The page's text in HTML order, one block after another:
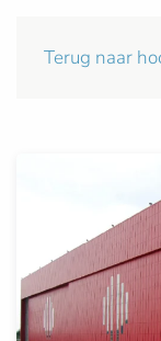
Terug naar